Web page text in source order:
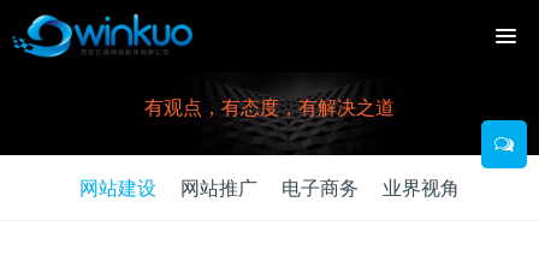
有观点，有态度，有解决之道
网站建设 网站推广 电子商务 业界视角